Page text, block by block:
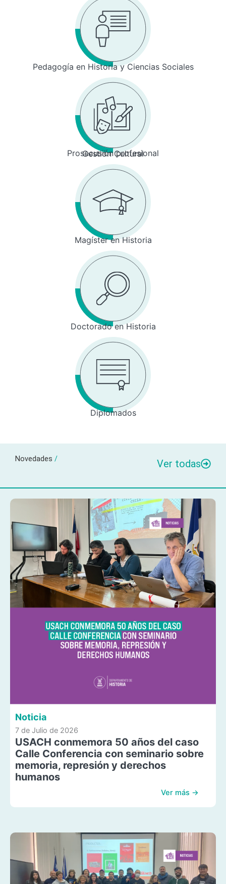
Pedagogía en Historia y Ciencias Sociales
Prosecusión profesional
Gestión Cultural
Magíster en Historia
Doctorado en Historia
Diplomados
Novedades / Ver todas
Noticia
7 de Julio de 2026
USACH conmemora 50 años del caso
Calle Conferencia con seminario sobre
memoria, represión y derechos
humanos
Ver más →